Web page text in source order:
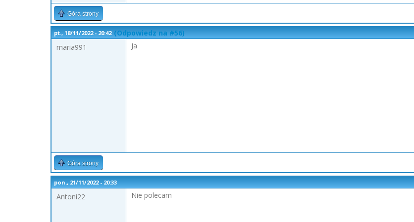
Góra strony
pt., 18/11/2022 - 20:42 (Odpowiedz na #56)
maria991
Ja
Góra strony
pon., 21/11/2022 - 20:33
Antoni22
Nie polecam